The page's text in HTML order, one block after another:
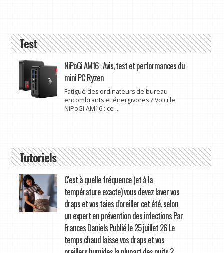
Test
NiPoGi AM16 : Avis, test et performances du
mini PC Ryzen
Fatigué des ordinateurs de bureau
encombrants et énergivores ? Voici le
NiPoGi AM16 : ce ...
Tutoriels
C'est à quelle fréquence (et à la
température exacte) vous devez laver vos
draps et vos taies d'oreiller cet été, selon
un expert en prévention des infections Par
Frances Daniels Publié le 25 juillet 26 Le
temps chaud laisse vos draps et vos